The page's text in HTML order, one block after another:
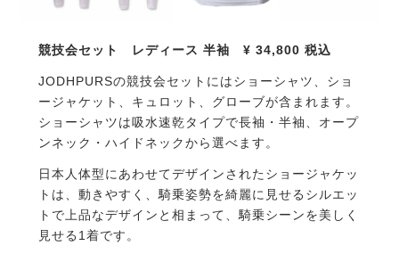
競技会セット レディース 半袖 ¥ 34,800 税込
JODHPURSの競技会セットにはショーシャツ、ショ
ージャケット、キュロット、グローブが含まれます。
ショーシャツは吸水速乾タイプで長袖・半袖、オープ
ンネック・ハイドネックから選べます。
日本人体型にあわせてデザインされたショージャケッ
トは、動きやすく、騎乗姿勢を綺麗に見せるシルエッ
トで上品なデザインと相まって、騎乗シーンを美しく
見せる1着です。